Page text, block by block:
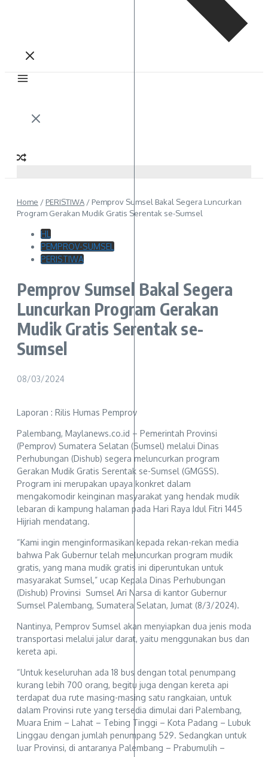
Home / PERISTIWA / Pemprov Sumsel Bakal Segera Luncurkan
Program Gerakan Mudik Gratis Serentak se-Sumsel
HL
PEMPROV-SUMSEL
PERISTIWA
Pemprov Sumsel Bakal Segera
Luncurkan Program Gerakan
Mudik Gratis Serentak se-
Sumsel
08/03/2024
Laporan : Rilis Humas Pemprov
Palembang, Maylanews.co.id – Pemerintah Provinsi
(Pemprov) Sumatera Selatan (Sumsel) melalui Dinas
Perhubungan (Dishub) segera meluncurkan program
Gerakan Mudik Gratis Serentak se-Sumsel (GMGSS).
Program ini merupakan upaya konkret dalam
mengakomodir keinginan masyarakat yang hendak mudik
lebaran di kampung halaman pada Hari Raya Idul Fitri 1445
Hijriah mendatang.
“Kami ingin menginformasikan kepada rekan-rekan media
bahwa Pak Gubernur telah meluncurkan program mudik
gratis, yang mana mudik gratis ini diperuntukan untuk
masyarakat Sumsel,” ucap Kepala Dinas Perhubungan
(Dishub) Provinsi Sumsel Ari Narsa di kantor Gubernur
Sumsel Palembang, Sumatera Selatan, Jumat (8/3/2024).
Nantinya, Pemprov Sumsel akan menyiapkan dua jenis moda
transportasi melalui jalur darat, yaitu menggunakan bus dan
kereta api.
“Untuk keseluruhan ada 18 bus dengan total penumpang
kurang lebih 700 orang, begitu juga dengan kereta api
terdapat dua rute masing-masing satu rangkaian, untuk
dalam Provinsi rute yang tersedia dimulai dari Palembang,
Muara Enim – Lahat – Tebing Tinggi – Kota Padang – Lubuk
Linggau dengan jumlah penumpang 529. Sedangkan untuk
luar Provinsi, di antaranya Palembang – Prabumulih –